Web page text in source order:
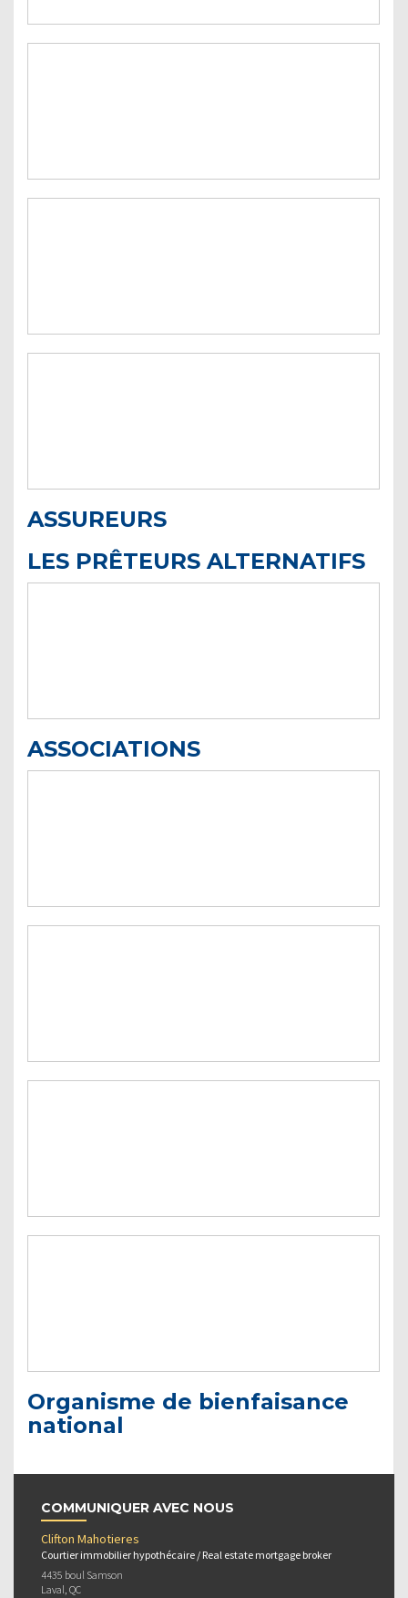
ASSUREURS
LES PRÊTEURS ALTERNATIFS
ASSOCIATIONS
Organisme de bienfaisance
national
COMMUNIQUER AVEC NOUS
Clifton Mahotieres
Courtier immobilier hypothécaire / Real estate mortgage broker
4435 boul Samson
Laval, QC